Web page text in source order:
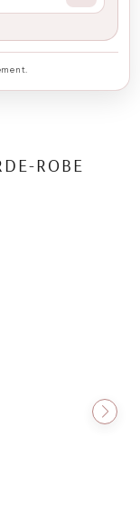
ROBE